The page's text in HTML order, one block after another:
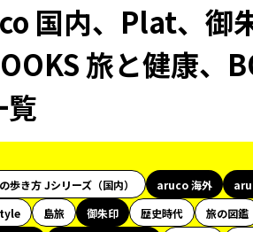
国内、Plat、御
旅と健康、
覧
歩き方 Jシリーズ（国内） aruco 海外
島旅 御朱印 歴史時代 旅の図鑑